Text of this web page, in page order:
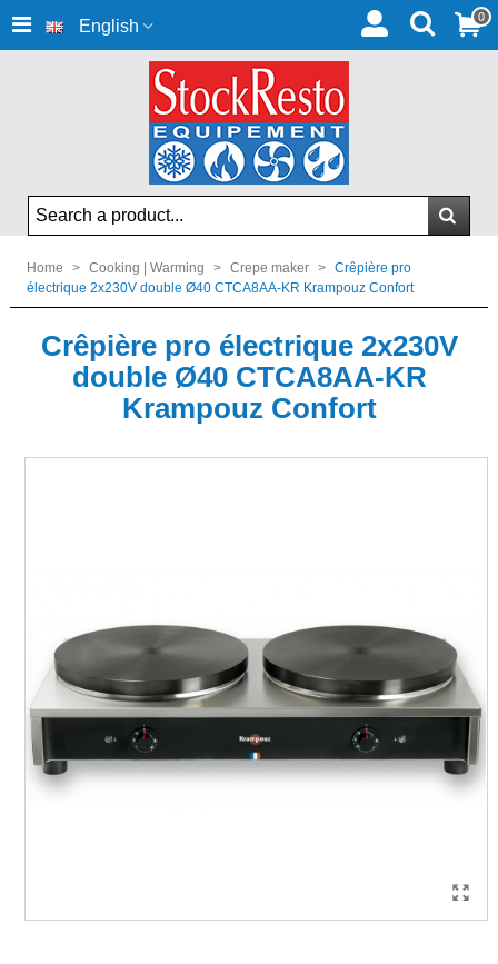
English 0
Home > Cooking | Warming > Crepe maker > Crêpière pro
électrique 2x230V double Ø40 CTCA8AA-KR Krampouz Confort
Crêpière pro électrique 2x230V
double Ø40 CTCA8AA-KR
Krampouz Confort